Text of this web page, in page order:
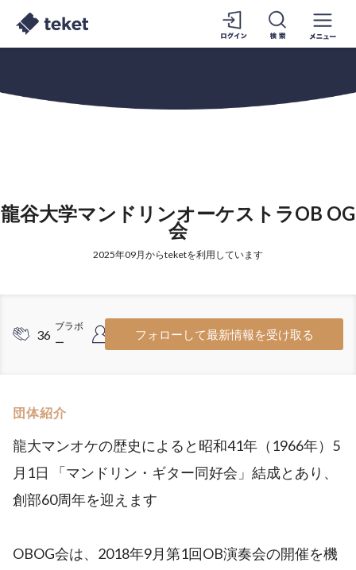
龍谷大学マンドリンオーケストラOB OG
会
2025年09月からteketを利用しています
36
ブラボ
ー
ー
フォローして最新情報を受け取る
団体紹介
龍大マンオケの歴史によると昭和41年（1966年）5
月1日 「マンドリン・ギター同好会」結成とあり、
創部60周年を迎えます
OBOG会は、2018年9月第1回OB演奏会の開催を機